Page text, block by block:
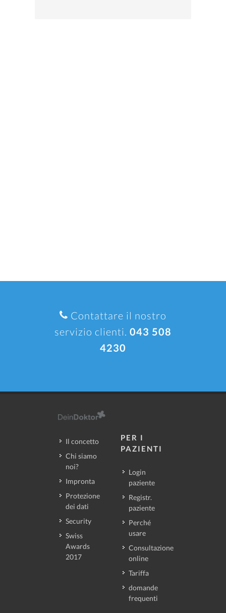
Contattare il nostro
servizio clienti. 043 508
4230
Il concetto
Chi siamo
noi?
Impronta
Protezione
dei dati
Security
Swiss
Awards
2017
PER I
PAZIENTI
Login
paziente
Registr.
paziente
Perché
usare
Consultazione
online
Tariffa
domande
frequenti